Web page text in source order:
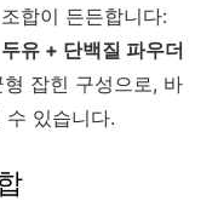
합이 든든합니다:
유 + 단백질 파우더
잡힌 구성으로, 바
있습니다.